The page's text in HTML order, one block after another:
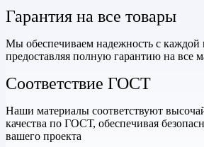
Гарантия на все товары
Мы обеспечиваем надежность с каждой
предоставляя полную гарантию на все
Соответствие ГОСТ
Наши материалы соответствуют
качества по ГОСТ, обеспечивая
вашего проекта